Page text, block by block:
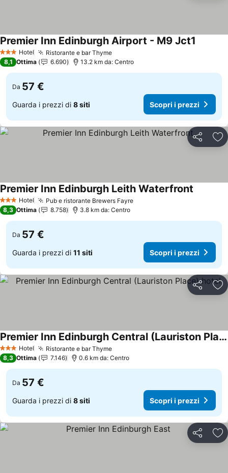
3 StelleHotel Ristorante e bar ThymeScopri i prezzi
Premier Inn Edinburgh Airport - M9 Jct1
8,1 Ottima 6.690 13.2 km da: Centro
Da 57 €
Guarda i prezzi di 8 siti Scopri i prezzi
Condividi
3 StelleHotel Pub e ristorante Brewers FayreScopri i prezzi
Premier Inn Edinburgh Leith Waterfront
8,3 Ottima 8.758 3.8 km da: Centro
Da 57 €
Guarda i prezzi di 11 siti Scopri i prezzi
Condividi
3 StelleHotel Ristorante e bar ThymeScopri i prezzi
Premier Inn Edinburgh Central (Lauriston Place) hotel
Scopri i prezzi
8,3 Ottima 7.146 0.6 km da: Centro
Da 57 €
Guarda i prezzi di 8 siti Scopri i prezzi
Condividi